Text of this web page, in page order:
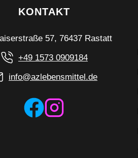
KONTAKT
57, 76437 Rastatt
+49 1573 0909184
info@azlebensmittel.de